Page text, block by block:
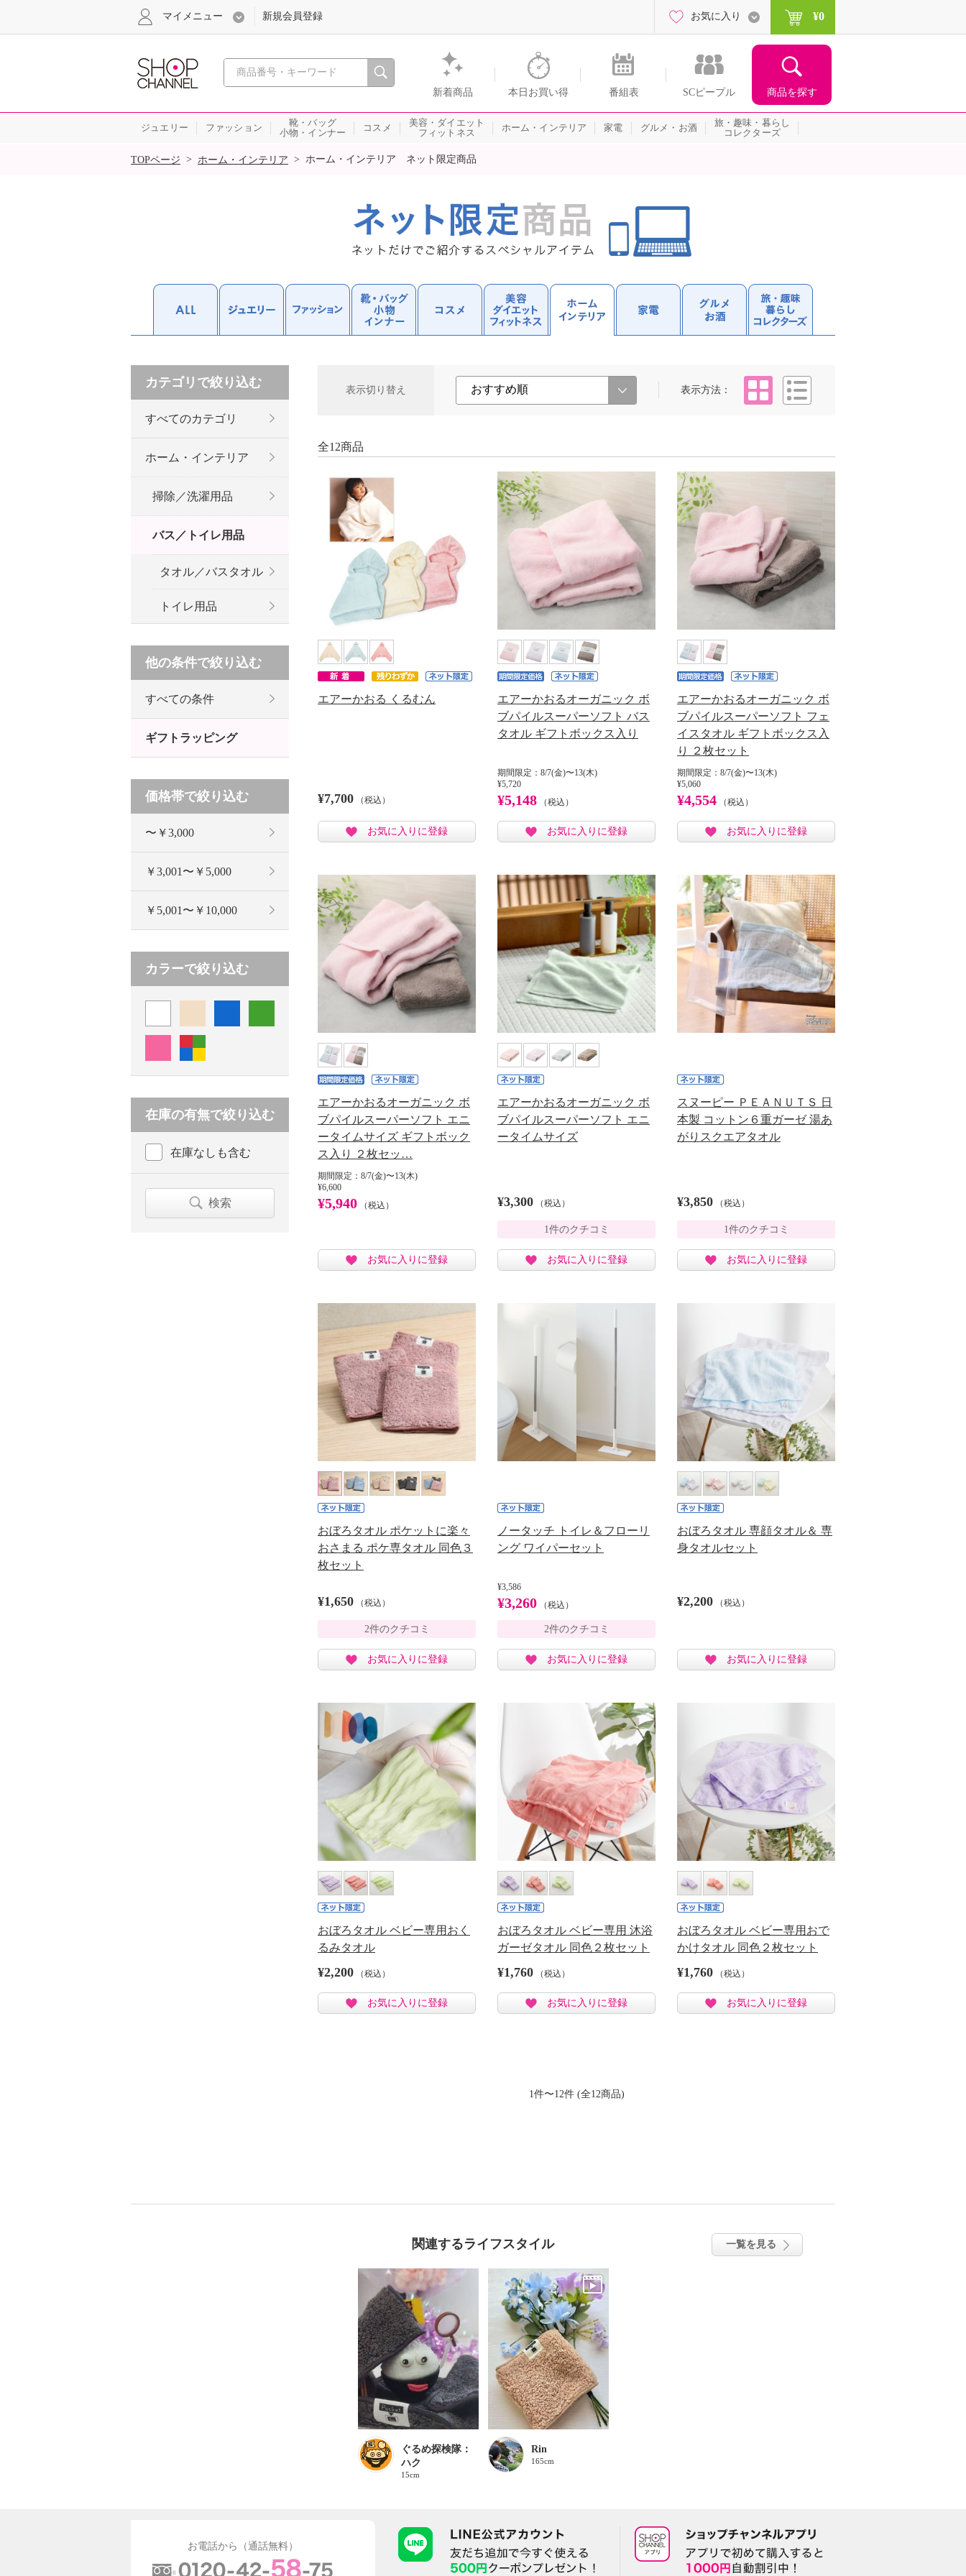
心おどる、瞬間を。通販・テレビショッピングのショップチャンネル
新着商品 本日お買い得 番組表 SCピープル 商品を探す
マイメニュー 新規会員登録 お気に入り ¥0
ジュエリー ファッション
靴・バッグ
小物・インナー
コスメ
美容・ダイエット
フィットネス
ホーム・インテリア 家電 グルメ・お酒
旅・趣味・暮らし
コレクターズ
SALE
TOPページ > ホーム・インテリア > ホーム・インテリア ネット限定商品
表示切り替え 表示方法
タイル
全12商品
エアーかおる くるむん
¥7,700 （税込）
お気に入りに登録
エアーかおるオーガニック ボ
ブパイルスーパーソフト バス
タオル ギフトボックス入り
期間限定：8/7(金)〜13(木)
¥5,720
¥5,148 （税込）
お気に入りに登録
エアーかおるオーガニック ボ
ブパイルスーパーソフト フェ
イスタオル ギフトボックス入
り ２枚セット
期間限定：8/7(金)〜13(木)
¥5,060
¥4,554 （税込）
お気に入りに登録
エアーかおるオーガニック ボ
ブパイルスーパーソフト エニ
ータイムサイズ ギフトボック
ス入り ２枚セッ…
期間限定：8/7(金)〜13(木)
¥6,600
¥5,940 （税込）
お気に入りに登録
エアーかおるオーガニック ボ
ブパイルスーパーソフト エニ
ータイムサイズ
¥3,300 （税込）
1件のクチコミ
お気に入りに登録
スヌーピー ＰＥＡＮＵＴＳ 日
本製 コットン６重ガーゼ 湯あ
がりスクエアタオル
¥3,850 （税込）
1件のクチコミ
お気に入りに登録
おぼろタオル ポケットに楽々
おさまる ポケ専タオル 同色３
枚セット
¥1,650 （税込）
2件のクチコミ
お気に入りに登録
ノータッチ トイレ＆フローリ
ング ワイパーセット
¥3,586
¥3,260 （税込）
2件のクチコミ
お気に入りに登録
おぼろタオル 専顔タオル＆ 専
身タオルセット
¥2,200 （税込）
お気に入りに登録
おぼろタオル ベビー専用おく
るみタオル
¥2,200 （税込）
お気に入りに登録
おぼろタオル ベビー専用 沐浴
ガーゼタオル 同色２枚セット
¥1,760 （税込）
お気に入りに登録
おぼろタオル ベビー専用おで
かけタオル 同色２枚セット
¥1,760 （税込）
お気に入りに登録
1件〜12件 (全12商品)
カテゴリで絞り込む
すべてのカテゴリ
ホーム・インテリア
掃除／洗濯用品
バス／トイレ用品
タオル／バスタオル
トイレ用品
他の条件で絞り込む
すべての条件
ギフトラッピング
価格帯で絞り込む
〜￥3,000
￥3,001〜￥5,000
￥5,001〜￥10,000
カラーで絞り込む
在庫の有無で絞り込む
在庫なしも含む
検索
関連するライフスタイル 一覧を見る
ぐるめ探検隊：
ハク
15cm
Rin
165cm
お電話から（通話無料）